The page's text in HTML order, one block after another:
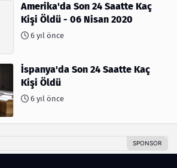
Amerika'da Son 24 Saatte Kaç
Kişi Öldü - 06 Nisan 2020
6 yıl önce
İspanya'da Son 24 Saatte Kaç
Kişi Öldü
6 yıl önce